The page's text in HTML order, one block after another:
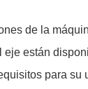
de la
están
para su